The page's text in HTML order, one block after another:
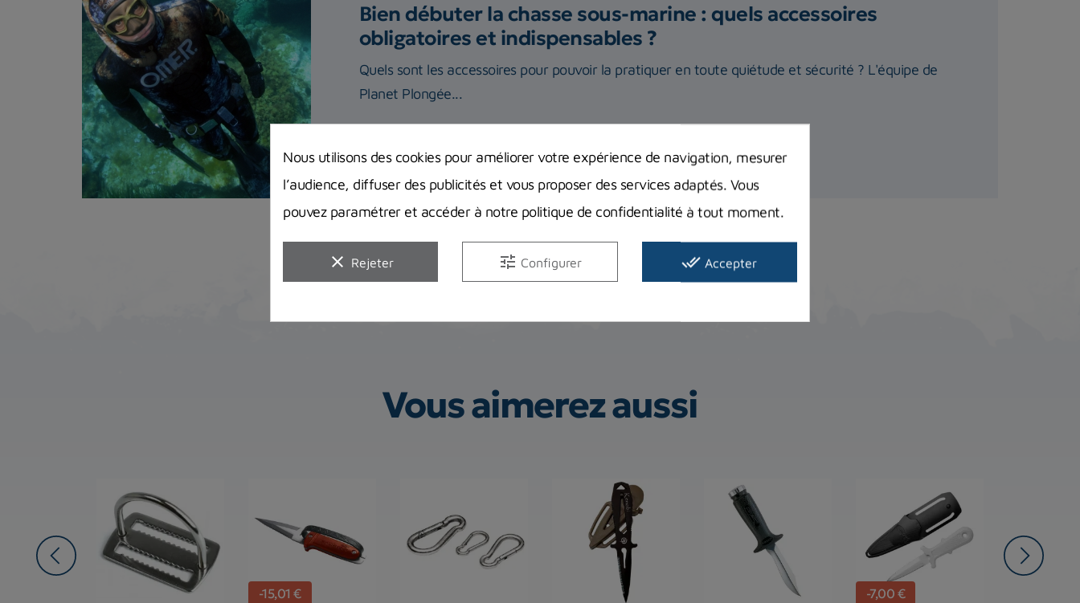
Bien débuter la chasse sous-marine : quels accessoires
obligatoires et indispensables ?
Quels sont les accessoires pour pouvoir la pratiquer en toute quiétude et sécurité ? L'équipe de
Planet Plongée...
Lire la suite
Vous aimerez aussi
-15,01 € -7,00 €
Nous utilisons des cookies pour améliorer votre expérience de navigation, mesurer
l’audience, diffuser des publicités et vous proposer des services adaptés. Vous
pouvez paramétrer et accéder à notre politique de confidentialité à tout moment.
clear Rejeter tune Configurer done_all Accepter